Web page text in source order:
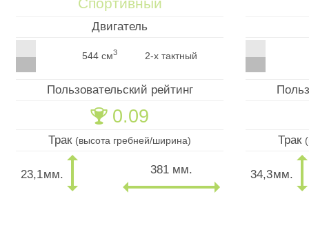
Двигатель
544 см3 2-х тактный
Пользовательский рейтинг
🏆 0.09
Трак (высота гребней/ширина)
23,1мм. 381 мм.
Трак
34,3мм.